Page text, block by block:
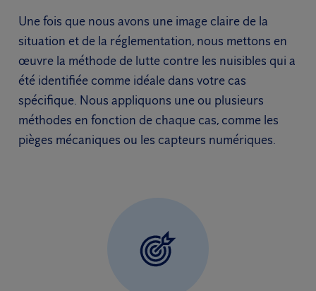
Une fois que nous avons une image claire de la
situation et de la réglementation, nous mettons en
œuvre la méthode de lutte contre les nuisibles qui a
été identifiée comme idéale dans votre cas
spécifique. Nous appliquons une ou plusieurs
méthodes en fonction de chaque cas, comme les
pièges mécaniques ou les capteurs numériques.